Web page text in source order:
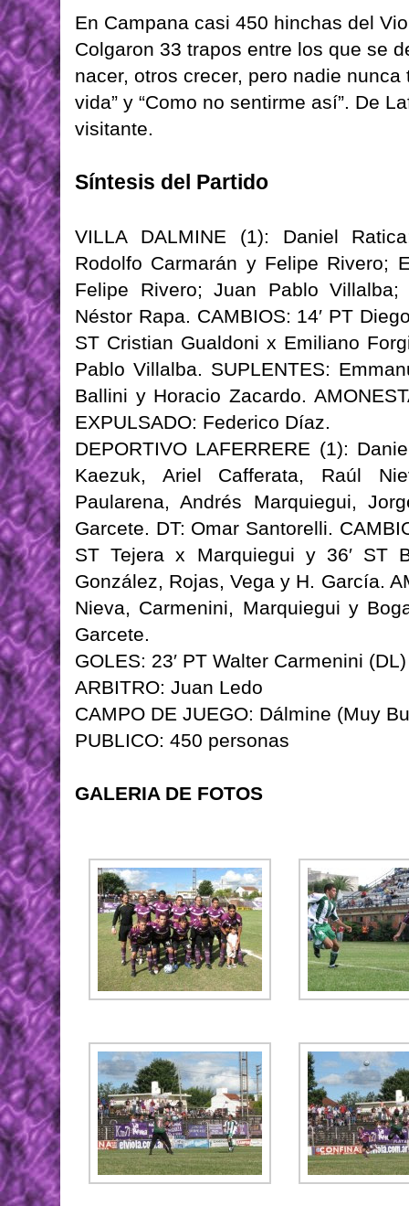
En Campana casi 450 hinchas del
Colgaron 33 trapos entre los que se
nacer, otros crecer, pero nadie nunca
vida” y “Como no sentirme así”. De
visitante.
Síntesis del Partido
VILLA DALMINE (1): Daniel
Rodolfo Carmarán y Felipe Rivero;
Felipe Rivero; Juan Pablo
Néstor Rapa. CAMBIOS: 14′ PT
ST Cristian Gualdoni x Emiliano
Pablo Villalba. SUPLENTES:
Ballini y Horacio Zacardo.
EXPULSADO: Federico Díaz.
DEPORTIVO LAFERRERE (1):
Kaezuk, Ariel Cafferata, Raúl
Paularena, Andrés Marquiegui,
Garcete. DT: Omar Santorelli.
ST Tejera x Marquiegui y 36′ ST
González, Rojas, Vega y H. García.
Nieva, Carmenini, Marquiegui y
Garcete.
GOLES: 23′ PT Walter Carmenini
ARBITRO: Juan Ledo
CAMPO DE JUEGO: Dálmine (Muy
PUBLICO: 450 personas
GALERIA DE FOTOS